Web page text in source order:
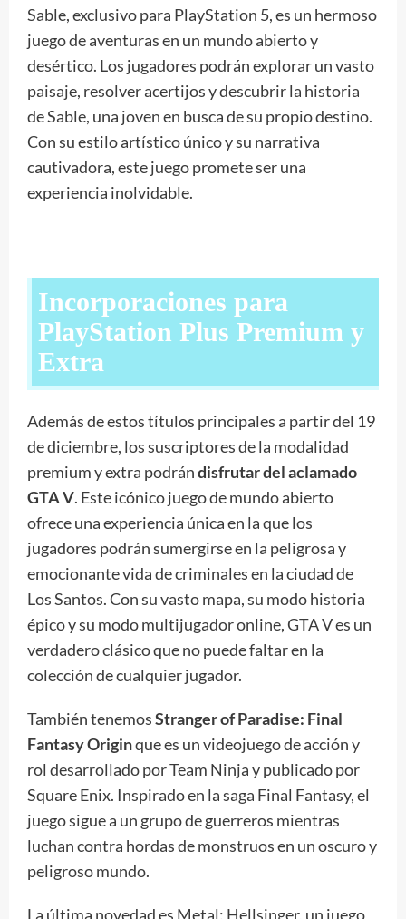
Sable, exclusivo para PlayStation 5, es un hermoso
juego de aventuras en un mundo abierto y
desértico. Los jugadores podrán explorar un vasto
paisaje, resolver acertijos y descubrir la historia
de Sable, una joven en busca de su propio destino.
Con su estilo artístico único y su narrativa
cautivadora, este juego promete ser una
experiencia inolvidable.
Incorporaciones para
PlayStation Plus Premium y
Extra
Además de estos títulos principales a partir del 19
de diciembre, los suscriptores de la modalidad
premium y extra podrándisfrutar del aclamado
GTA V. Este icónico juego de mundo abierto
ofrece una experiencia única en la que los
jugadores podrán sumergirse en la peligrosa y
emocionante vida de criminales en la ciudad de
Los Santos. Con su vasto mapa, su modo historia
épico y su modo multijugador online, GTA V es un
verdadero clásico que no puede faltar en la
colección de cualquier jugador.
También tenemosStranger of Paradise: Final
Fantasy Originque es un videojuego de acción y
rol desarrollado por Team Ninja y publicado por
Square Enix. Inspirado en la saga Final Fantasy, el
juego sigue a un grupo de guerreros mientras
luchan contra hordas de monstruos en un oscuro y
peligroso mundo.
La última novedad es Metal: Hellsinger, un juego